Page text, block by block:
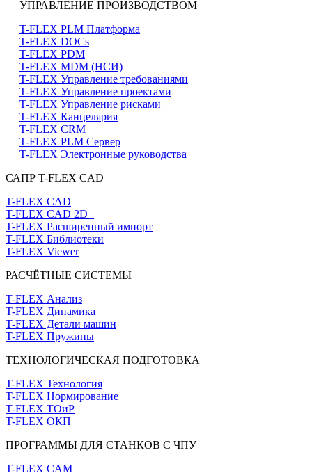
УПРАВЛЕНИЕ ПРОИЗВОДСТВОМ
T-FLEX PLM Платформа
T-FLEX DOCs
T-FLEX PDM
T-FLEX MDM (НСИ)
T-FLEX Управление требованиями
T-FLEX Управление проектами
T-FLEX Управление рисками
T-FLEX Канцелярия
T-FLEX CRM
T-FLEX PLM Сервер
T-FLEX Электронные руководства
САПР T-FLEX CAD
T-FLEX CAD
T-FLEX CAD 2D+
T-FLEX Расширенный импорт
T-FLEX Библиотеки
T-FLEX Viewer
РАСЧЁТНЫЕ СИСТЕМЫ
T-FLEX Анализ
T-FLEX Динамика
T-FLEX Детали машин
T-FLEX Пружины
ТЕХНОЛОГИЧЕСКАЯ ПОДГОТОВКА
T-FLEX Технология
T-FLEX Нормирование
T-FLEX ТОиР
T-FLEX ОКП
ПРОГРАММЫ ДЛЯ СТАНКОВ С ЧПУ
T-FLEX CAM